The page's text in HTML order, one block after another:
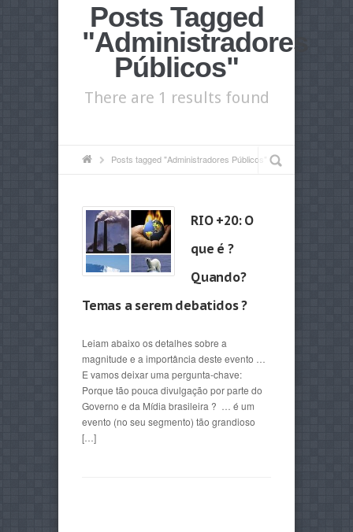
Posts Tagged
"Administradores
Públicos"
There are 1 results found
Posts tagged "Administradores Públicos"
RIO +20: O
que é ?
Quando?
Temas a serem debatidos ?
Leiam abaixo os detalhes sobre a
magnitude e a importância deste evento …
E vamos deixar uma pergunta-chave:
Porque tão pouca divulgação por parte do
Governo e da Mídia brasileira ? … é um
evento (no seu segmento) tão grandioso
[…]